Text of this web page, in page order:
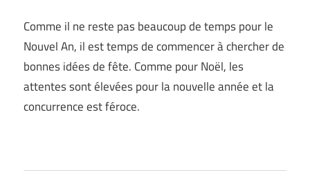
Comme il ne reste pas beaucoup de temps pour le
Nouvel An, il est temps de commencer à chercher de
bonnes idées de fête. Comme pour Noël, les
attentes sont élevées pour la nouvelle année et la
concurrence est féroce.